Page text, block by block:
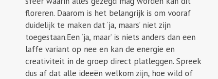
floreren. Daarom is het belangrijk is om vooraf
duidelijk te maken dat ‘ja, maars’ niet zijn
toegestaan.Een ‘ja, maar’ is niets anders dan een
laffe variant op nee en kan de energie en
creativiteit in de groep direct platleggen. Spreek
dus af dat alle ideeën welkom zijn, hoe wild of